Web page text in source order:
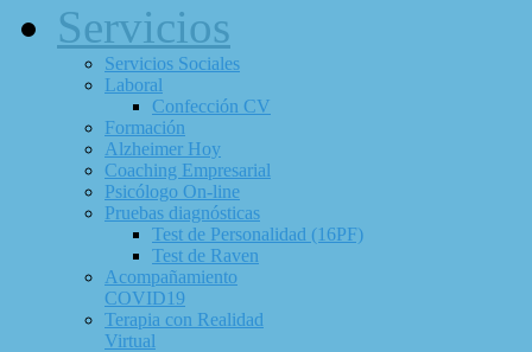
Servicios
Servicios Sociales
Laboral
Confección CV
Formación
Alzheimer Hoy
Coaching Empresarial
Psicólogo On-line
Pruebas diagnósticas
Test de Personalidad (16PF)
Test de Raven
Acompañamiento
COVID19
Terapia con Realidad
Virtual